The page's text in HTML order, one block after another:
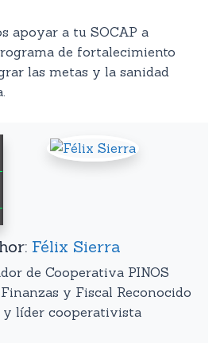
apoyar a tu SOCAP a
de fortalecimiento
las metas y la sanidad
Félix Sierra
de Cooperativa PINOS
y Fiscal Reconocido
y líder cooperativista